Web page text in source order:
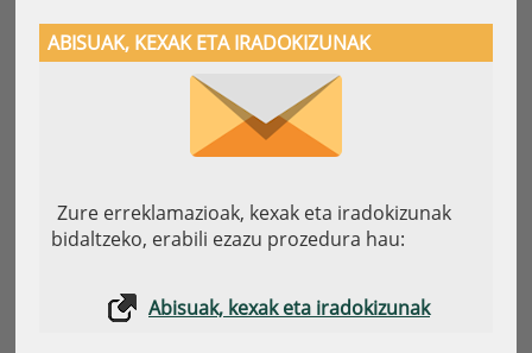
ABISUAK, KEXAK ETA IRADOKIZUNAK
Zure erreklamazioak, kexak eta iradokizunak
bidaltzeko, erabili ezazu prozedura hau:
Abisuak, kexak eta iradokizunak